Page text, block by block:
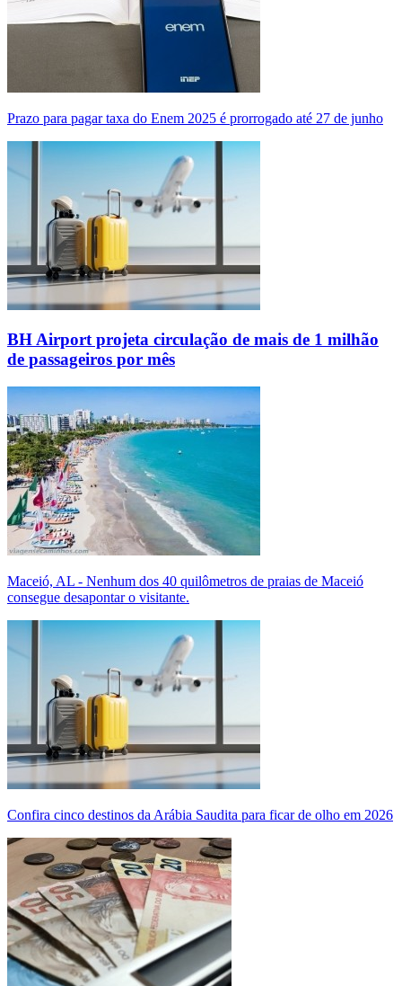
Prazo para pagar taxa do Enem 2025 é prorrogado até 27 de junho
BH Airport projeta circulação de mais de 1 milhão
de passageiros por mês
Maceió, AL - Nenhum dos 40 quilômetros de praias de Maceió
consegue desapontar o visitante.
Confira cinco destinos da Arábia Saudita para ficar de olho em 2026